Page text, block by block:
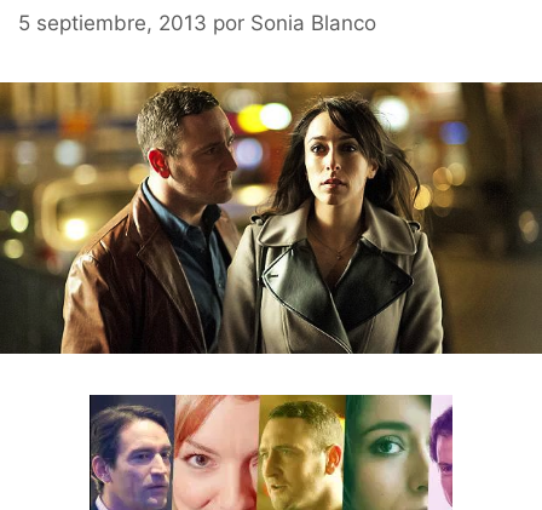
5 septiembre, 2013 por Sonia Blanco